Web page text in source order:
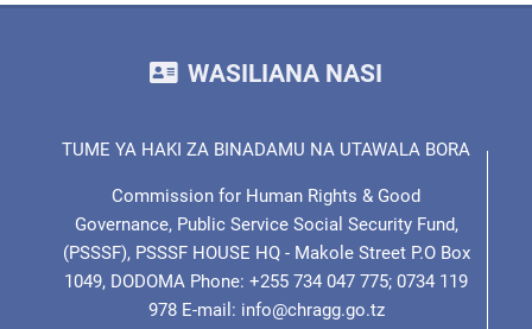
WASILIANA NASI
TUME YA HAKI ZA BINADAMU NA UTAWALA BORA
Commission for Human Rights & Good
Governance, Public Service Social Security Fund,
(PSSSF), PSSSF HOUSE HQ - Makole Street P.O Box
1049, DODOMA Phone: +255 734 047 775; 0734 119
978 E-mail: info@chragg.go.tz